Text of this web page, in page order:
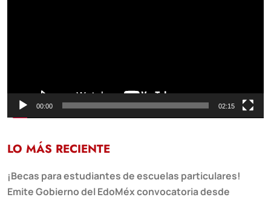
00:00 02:15
LO MÁS RECIENTE
¡Becas para estudiantes de escuelas particulares!
Emite Gobierno del EdoMéx convocatoria desde